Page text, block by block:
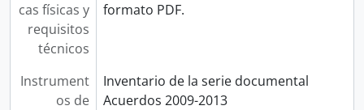
cas físicas y
requisitos
técnicos
formato PDF.
Instrument
os de
Inventario de la serie documental
Acuerdos 2009-2013